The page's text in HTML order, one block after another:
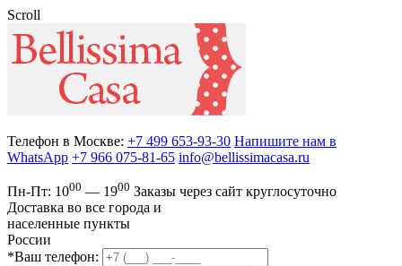
Scroll
Телефон в Москве: +7 499 653-93-30 Напишите нам в
WhatsApp +7 966 075-81-65 info@bellissimacasa.ru
Пн-Пт: 1000 — 1900 Заказы через сайт круглосуточно
Доставка во все города и
населенные пункты
России
*Ваш телефон: